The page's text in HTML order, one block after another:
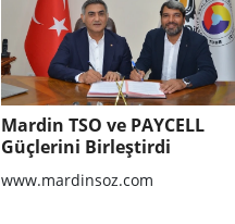
Mardin TSO ve PAYCELL
Güçlerini Birleştirdi
www.mardinsoz.com